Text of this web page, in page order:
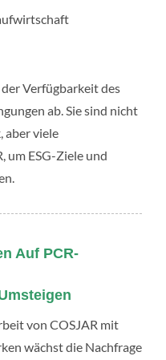
Verfügbarkeit des
ab. Sie sind nicht
aber viele
um ESG-Ziele und
Auf PCR-
von COSJAR mit
wächst die Nachfrage